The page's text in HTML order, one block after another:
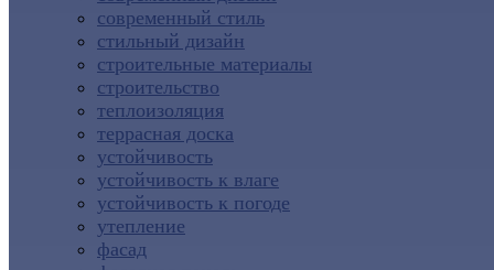
современный стиль
стильный дизайн
строительные материалы
строительство
теплоизоляция
террасная доска
устойчивость
устойчивость к влаге
устойчивость к погоде
утепление
фасад